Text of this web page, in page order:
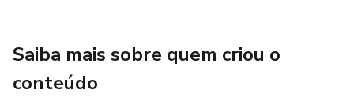
Saiba mais sobre quem criou o
conteúdo